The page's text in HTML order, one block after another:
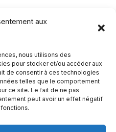
aux
nous utilisons des
pour stocker et/ou accéder aux
de consentir à ces technologies
telles que le comportement
ce site. Le fait de ne pas
peut avoir un effet négatif